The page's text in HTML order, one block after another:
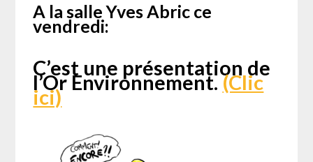
A la salle Yves Abric ce
vendredi:
C’est une présentation de
l’Or Environnement.(Clic
ici)